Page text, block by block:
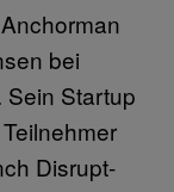
bei
Startup
Disrupt-